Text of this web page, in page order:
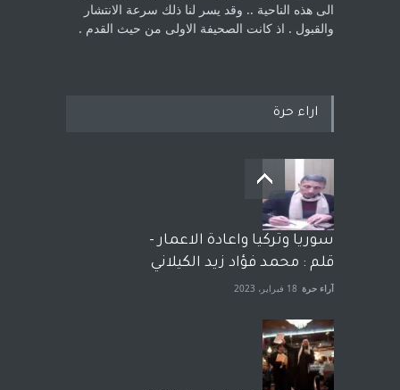
الى هذه الناحية .. وقد يسر لنا ذلك سرعة الانتشار
والقبول . اذ كانت ‏الصحيفة الاولى من حيث القدم . ‏
اراء حرة
سوريا وتركيا واعادة الاعمار -
قلم : محمد فؤاد زيد الكيلاني
آراء حرة 18 فبراير، 2023